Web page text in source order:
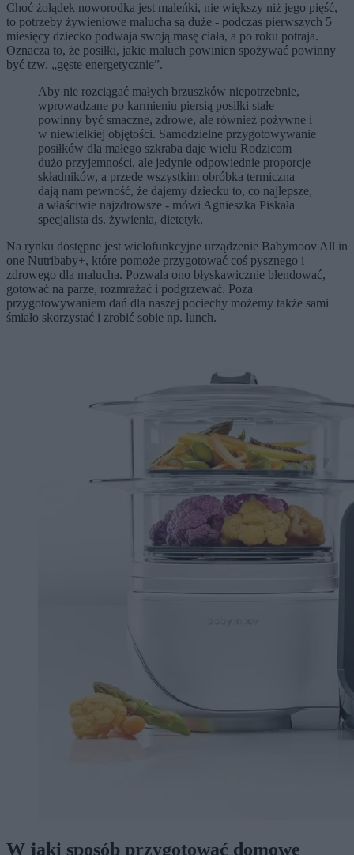
Choć żołądek noworodka jest maleńki, nie większy niż jego pięść,
to potrzeby żywieniowe malucha są duże - podczas pierwszych 5
miesięcy dziecko podwaja swoją masę ciała, a po roku potraja.
Oznacza to, że posiłki, jakie maluch powinien spożywać powinny
być tzw. „gęste energetycznie”.
Aby nie rozciągać małych brzuszków niepotrzebnie,
wprowadzane po karmieniu piersią posiłki stałe
powinny być smaczne, zdrowe, ale również pożywne i
w niewielkiej objętości. Samodzielne przygotowywanie
posiłków dla małego szkraba daje wielu Rodzicom
dużo przyjemności, ale jedynie odpowiednie proporcje
składników, a przede wszystkim obróbka termiczna
dają nam pewność, że dajemy dziecku to, co najlepsze,
a właściwie najzdrowsze - mówi Agnieszka Piskała
specjalista ds. żywienia, dietetyk.
Na rynku dostępne jest wielofunkcyjne urządzenie Babymoov All in
one Nutribaby+, które pomoże przygotować coś pysznego i
zdrowego dla malucha. Pozwala ono błyskawicznie blendować,
gotować na parze, rozmrażać i podgrzewać. Poza
przygotowywaniem dań dla naszej pociechy możemy także sami
śmiało skorzystać i zrobić sobie np. lunch.
W jaki sposób przygotować domowe